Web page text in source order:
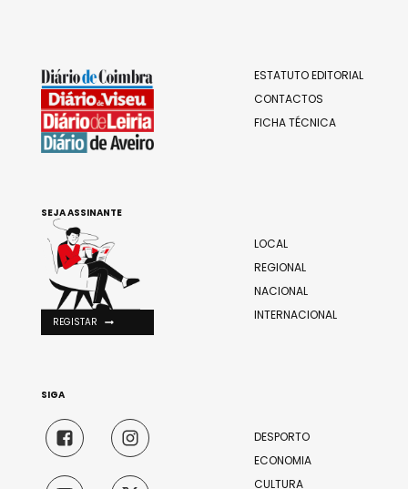
ESTATUTO EDITORIAL
CONTACTOS
FICHA TÉCNICA
LOCAL
REGIONAL
NACIONAL
INTERNACIONAL
DESPORTO
ECONOMIA
CULTURA
SEJA ASSINANTE
REGISTAR
SIGA